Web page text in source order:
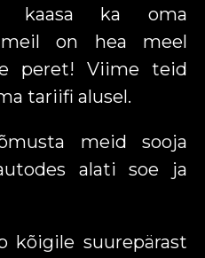
kaasa ka oma
on hea meel
peret! Viime teid
tariifi alusel.
meid sooja
alati soe ja
kõigile suurepärast